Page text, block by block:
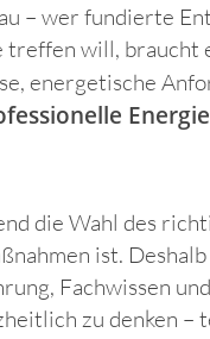
– wer fundierte
treffen will, braucht
energetische
die Wahl des
ist.
Fachwissen
zu denken –